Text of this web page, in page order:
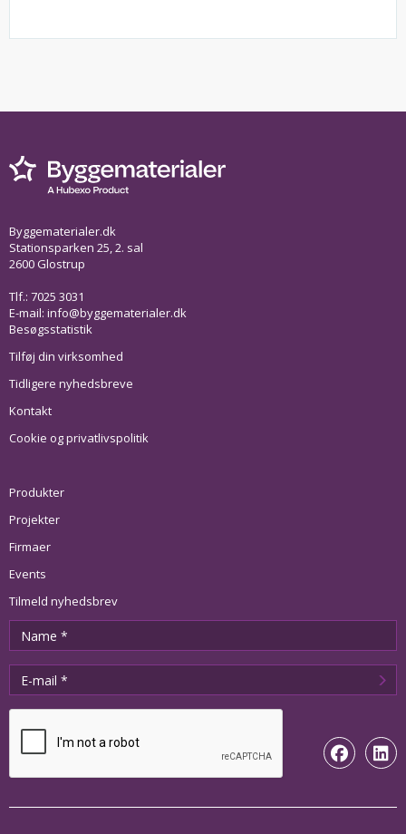
Byggematerialer.dk
Stationsparken 25, 2. sal
2600 Glostrup
Tlf.: 7025 3031
E-mail: info@byggematerialer.dk
Besøgsstatistik
Tilføj din virksomhed
Tidligere nyhedsbreve
Kontakt
Cookie og privatlivspolitik
Produkter
Projekter
Firmaer
Events
Tilmeld nyhedsbrev